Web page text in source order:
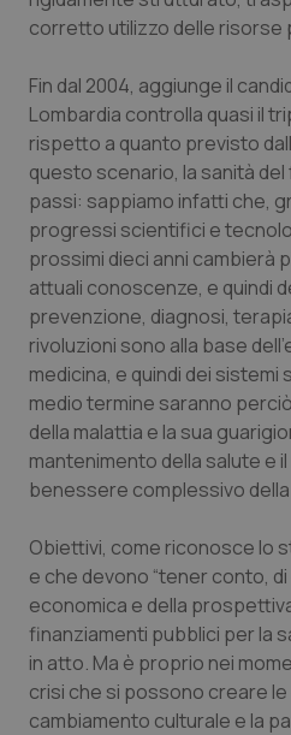
Molise
Piemonte
Provincia Autonoma
Provincia Autonoma
Puglia
Sardegna
Sicilia
Toscana
Valle D’Aosta
Veneto
Epatiti
HIV
Infezioni & Febbre
Ipertensione &
Malattie rare
Malattia di Crohn &
Neuroscienze &
Obesità
Oncodermatologia
Oncoematologia
Oncologia &
corretto utilizzo delle risorse
Fin dal 2004, aggiunge il
Lombardia controlla quasi il
rispetto a quanto previsto
questo scenario, la sanità
passi: sappiamo infatti che,
progressi scientifici e
prossimi dieci anni cambierà
attuali conoscenze, e quindi
prevenzione, diagnosi,
rivoluzioni sono alla base
medicina, e quindi dei sistemi
medio termine saranno
della malattia e la sua
mantenimento della salute e
benessere complessivo della
Obiettivi, come riconosce lo
e che devono “tener conto,
economica e della
finanziamenti pubblici per la
in atto. Ma è proprio nei
crisi che si possono creare
cambiamento culturale e la